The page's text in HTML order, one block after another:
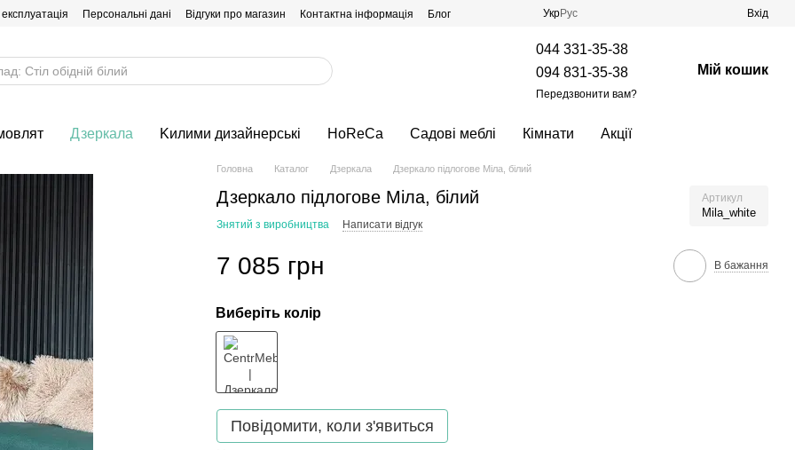
Персональні дані Відгуки про магазин Контактна інформація Блог УкрРус Вхід
044 331-35-38
094 831-35-38
Передзвонити вам?
Мій кошик
Дзеркала Kилими дизайнерські HoReCa Садові меблі Кімнати Акції
Головна Каталог Дзеркала Дзеркало підлогове Міла, білий
Дзеркало підлогове Міла, білий Артикул
Mila_white
Знятий з виробництва Написати відгук
7 085 грн В бажання
Виберіть колір
Повідомити, коли з'явиться